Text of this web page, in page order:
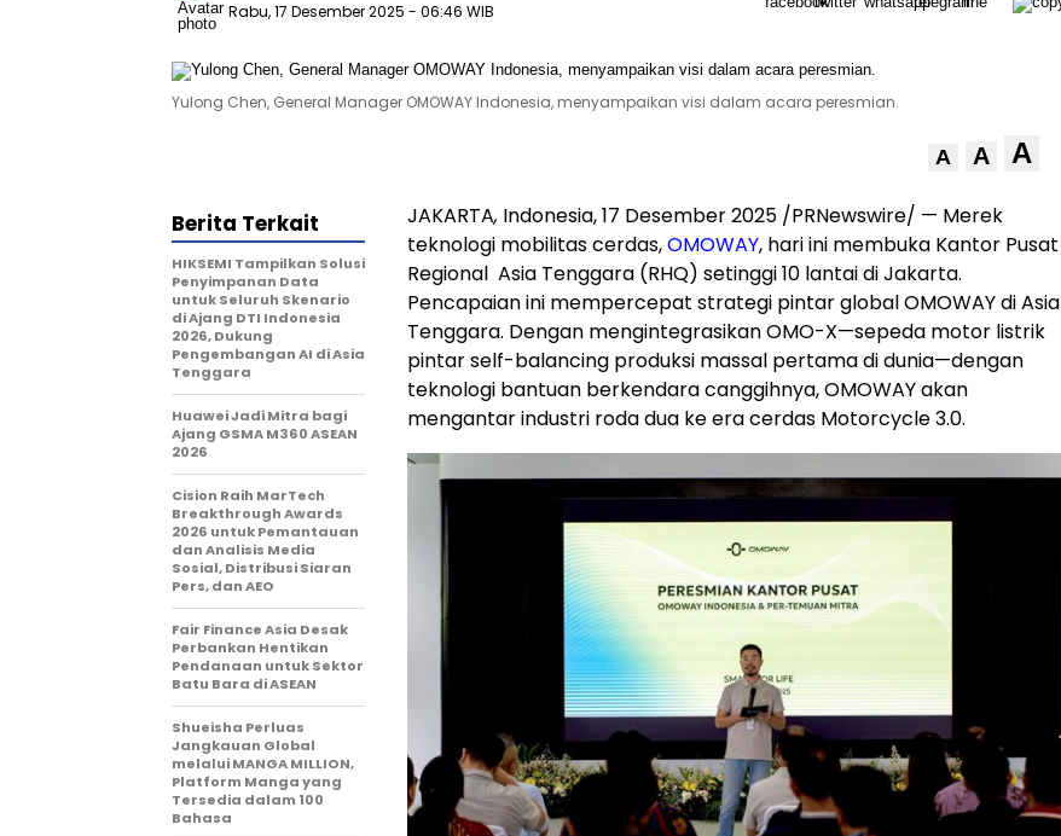
Rabu, 17 Desember 2025 - 06:46 WIB
Yulong Chen, General Manager OMOWAY Indonesia, menyampaikan visi dalam acara peresmian.
A A A
JAKARTA, Indonesia, 17 Desember 2025 /PRNewswire/ — Merek
teknologi mobilitas cerdas,OMOWAY, hari ini membuka Kantor Pusat
Regional Asia Tenggara (RHQ) setinggi 10 lantai diJakarta.
Pencapaian ini mempercepat strategi pintar global OMOWAY diAsia
Tenggara. Dengan mengintegrasikan OMO-X—sepeda motor listrik
pintar self-balancing produksi massal pertama di dunia—dengan
teknologi bantuan berkendara canggihnya, OMOWAY akan
mengantar industri roda dua ke era cerdas Motorcycle 3.0.
Berita Terkait
HIKSEMI Tampilkan Solusi
Penyimpanan Data
untuk Seluruh Skenario
di Ajang DTI Indonesia
2026, Dukung
Pengembangan AI di Asia
Tenggara
Huawei Jadi Mitra bagi
Ajang GSMA M360 ASEAN
2026
Cision Raih MarTech
Breakthrough Awards
2026 untuk Pemantauan
dan Analisis Media
Sosial, Distribusi Siaran
Pers, dan AEO
Fair Finance Asia Desak
Perbankan Hentikan
Pendanaan untuk Sektor
Batu Bara di ASEAN
Shueisha Perluas
Jangkauan Global
melalui MANGA MILLION,
Platform Manga yang
Tersedia dalam 100
Bahasa